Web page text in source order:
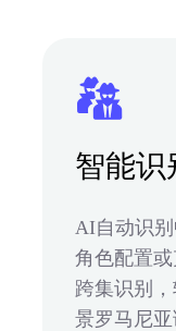
智能识
AI自动识
角色配置
跨集识别
景罗马尼亚